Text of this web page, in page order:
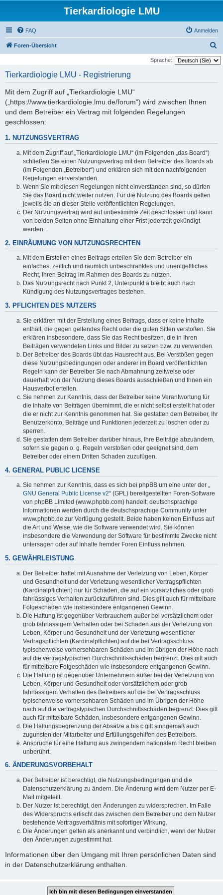
Tierkardiologie LMU
FAQ Anmelden
Foren-Übersicht
u
Sprache:
Tierkardiologie LMU - Registrierung
Mit dem Zugriff auf „Tierkardiologie LMU“
(„https://www.tierkardiologie.lmu.de/forum“) wird zwischen Ihnen
und dem Betreiber ein Vertrag mit folgenden Regelungen
geschlossen:
1. NUTZUNGSVERTRAG
Mit dem Zugriff auf „Tierkardiologie LMU“ (im Folgenden „das Board“)
schließen Sie einen Nutzungsvertrag mit dem Betreiber des Boards ab
(im Folgenden „Betreiber“) und erklären sich mit den nachfolgenden
Regelungen einverstanden.
Wenn Sie mit diesen Regelungen nicht einverstanden sind, so dürfen
Sie das Board nicht weiter nutzen. Für die Nutzung des Boards gelten
jeweils die an dieser Stelle veröffentlichten Regelungen.
Der Nutzungsvertrag wird auf unbestimmte Zeit geschlossen und kann
von beiden Seiten ohne Einhaltung einer Frist jederzeit gekündigt
werden.
2. EINRÄUMUNG VON NUTZUNGSRECHTEN
Mit dem Erstellen eines Beitrags erteilen Sie dem Betreiber ein
einfaches, zeitlich und räumlich unbeschränktes und unentgeltliches
Recht, Ihren Beitrag im Rahmen des Boards zu nutzen.
Das Nutzungsrecht nach Punkt 2, Unterpunkt a bleibt auch nach
Kündigung des Nutzungsvertrages bestehen.
3. PFLICHTEN DES NUTZERS
Sie erklären mit der Erstellung eines Beitrags, dass er keine Inhalte
enthält, die gegen geltendes Recht oder die guten Sitten verstoßen. Sie
erklären insbesondere, dass Sie das Recht besitzen, die in Ihren
Beiträgen verwendeten Links und Bilder zu setzen bzw. zu verwenden.
Der Betreiber des Boards übt das Hausrecht aus. Bei Verstößen gegen
diese Nutzungsbedingungen oder anderer im Board veröffentlichten
Regeln kann der Betreiber Sie nach Abmahnung zeitweise oder
dauerhaft von der Nutzung dieses Boards ausschließen und Ihnen ein
Hausverbot erteilen.
Sie nehmen zur Kenntnis, dass der Betreiber keine Verantwortung für
die Inhalte von Beiträgen übernimmt, die er nicht selbst erstellt hat oder
die er nicht zur Kenntnis genommen hat. Sie gestatten dem Betreiber, Ihr
Benutzerkonto, Beiträge und Funktionen jederzeit zu löschen oder zu
sperren.
Sie gestatten dem Betreiber darüber hinaus, Ihre Beiträge abzuändern,
sofern sie gegen o. g. Regeln verstoßen oder geeignet sind, dem
Betreiber oder einem Dritten Schaden zuzufügen.
4. GENERAL PUBLIC LICENSE
Sie nehmen zur Kenntnis, dass es sich bei phpBB um eine unter der „
GNU General Public License v2“ (GPL) bereitgestellten Foren-Software
von phpBB Limited (www.phpbb.com) handelt; deutschsprachige
Informationen werden durch die deutschsprachige Community unter
www.phpbb.de zur Verfügung gestellt. Beide haben keinen Einfluss auf
die Art und Weise, wie die Software verwendet wird. Sie können
insbesondere die Verwendung der Software für bestimmte Zwecke nicht
untersagen oder auf Inhalte fremder Foren Einfluss nehmen.
5. GEWÄHRLEISTUNG
Der Betreiber haftet mit Ausnahme der Verletzung von Leben, Körper
und Gesundheit und der Verletzung wesentlicher Vertragspflichten
(Kardinalpflichten) nur für Schäden, die auf ein vorsätzliches oder grob
fahrlässiges Verhalten zurückzuführen sind. Dies gilt auch für mittelbare
Folgeschäden wie insbesondere entgangenen Gewinn.
Die Haftung ist gegenüber Verbrauchern außer bei vorsätzlichem oder
grob fahrlässigem Verhalten oder bei Schäden aus der Verletzung von
Leben, Körper und Gesundheit und der Verletzung wesentlicher
Vertragspflichten (Kardinalpflichten) auf die bei Vertragsschluss
typischerweise vorhersehbaren Schäden und im übrigen der Höhe nach
auf die vertragstypischen Durchschnittsschäden begrenzt. Dies gilt auch
für mittelbare Folgeschäden wie insbesondere entgangenen Gewinn.
Die Haftung ist gegenüber Unternehmern außer bei der Verletzung von
Leben, Körper und Gesundheit oder vorsätzlichem oder grob
fahrlässigem Verhalten des Betreibers auf die bei Vertragsschluss
typischerweise vorhersehbaren Schäden und im Übrigen der Höhe
nach auf die vertragstypischen Durchschnittsschäden begrenzt. Dies gilt
auch für mittelbare Schäden, insbesondere entgangenen Gewinn.
Die Haftungsbegrenzung der Absätze a bis c gilt sinngemäß auch
zugunsten der Mitarbeiter und Erfüllungsgehilfen des Betreibers.
Ansprüche für eine Haftung aus zwingendem nationalem Recht bleiben
unberührt.
6. ÄNDERUNGSVORBEHALT
Der Betreiber ist berechtigt, die Nutzungsbedingungen und die
Datenschutzerklärung zu ändern. Die Änderung wird dem Nutzer per E-
Mail mitgeteilt.
Der Nutzer ist berechtigt, den Änderungen zu widersprechen. Im Falle
des Widerspruchs erlischt das zwischen dem Betreiber und dem Nutzer
bestehende Vertragsverhältnis mit sofortiger Wirkung.
Die Änderungen gelten als anerkannt und verbindlich, wenn der Nutzer
den Änderungen zugestimmt hat.
Informationen über den Umgang mit Ihren persönlichen Daten sind
in der Datenschutzerklärung enthalten.